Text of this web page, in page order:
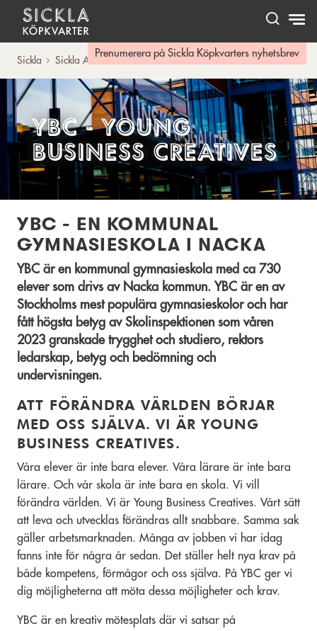
Hem
Prenumerera på Sickla Köpkvarters nyhetsbrev
Sickla Sickla A-Ö YBC
YBC - Young
Business Creatives
YBC - EN KOMMUNAL
GYMNASIESKOLA I NACKA
YBC är en kommunal gymnasieskola med ca 730
elever som drivs av Nacka kommun. YBC är en av
Stockholms mest populära gymnasieskolor och har
fått högsta betyg av Skolinspektionen som våren
2023 granskade trygghet och studiero, rektors
ledarskap, betyg och bedömning och
undervisningen.
ATT FÖRÄNDRA VÄRLDEN BÖRJAR
MED OSS SJÄLVA. VI ÄR YOUNG
BUSINESS CREATIVES.
Våra elever är inte bara elever. Våra lärare är inte bara
lärare. Och vår skola är inte bara en skola. Vi vill
förändra världen. Vi är Young Business Creatives. Vårt sätt
att leva och utvecklas förändras allt snabbare. Samma sak
gäller arbetsmarknaden. Många av jobben vi har idag
fanns inte för några år sedan. Det ställer helt nya krav på
både kompetens, förmågor och oss själva. På YBC ger vi
dig möjligheterna att möta dessa möjligheter och krav.
YBC är en kreativ mötesplats där vi satsar på